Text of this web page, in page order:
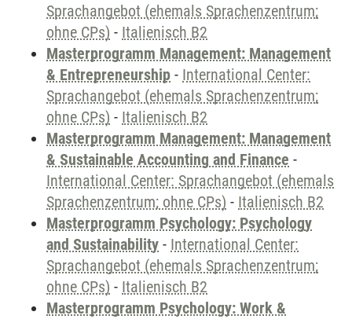
Sprachangebot (ehemals Sprachenzentrum;
ohne CPs) - Italienisch B2
Masterprogramm Management: Management
& Entrepreneurship - International Center:
Sprachangebot (ehemals Sprachenzentrum;
ohne CPs) - Italienisch B2
Masterprogramm Management: Management
& Sustainable Accounting and Finance -
International Center: Sprachangebot (ehemals
Sprachenzentrum; ohne CPs) - Italienisch B2
Masterprogramm Psychology: Psychology
and Sustainability - International Center:
Sprachangebot (ehemals Sprachenzentrum;
ohne CPs) - Italienisch B2
Masterprogramm Psychology: Work &